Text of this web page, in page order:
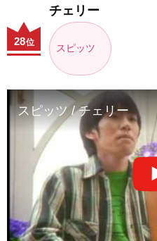
チェリー
スピッツ
28位
スピッツ / チェリー